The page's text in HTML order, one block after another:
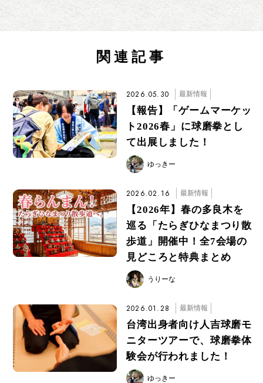
関連記事
2026.05.30 最新情報
【報告】「ゲームマーケッ
ト2026春」に球磨拳とし
て出展しました！
ゆっきー
2026.02.16 最新情報
【2026年】春の多良木を
巡る「たらぎひなまつり散
歩道」開催中！全7会場の
見どころと特典まとめ
うりーな
2026.01.28 最新情報
台湾出身者向け人吉球磨モ
ニターツアーで、球磨拳体
験会が行われました！
ゆっきー